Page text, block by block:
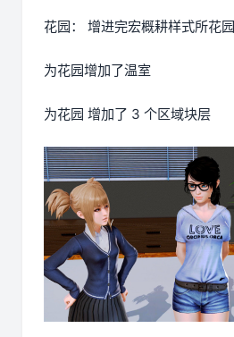
花园： 增进完宏概耕样式所花园
为花园增加了温室
为花园 增加了 3 个区域块层